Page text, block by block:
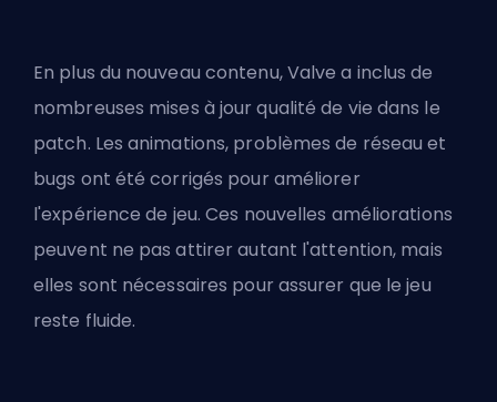
En plus du nouveau contenu, Valve a inclus de
nombreuses mises à jour qualité de vie dans le
patch. Les animations, problèmes de réseau et
bugs ont été corrigés pour améliorer
l'expérience de jeu. Ces nouvelles améliorations
peuvent ne pas attirer autant l'attention, mais
elles sont nécessaires pour assurer que le jeu
reste fluide.